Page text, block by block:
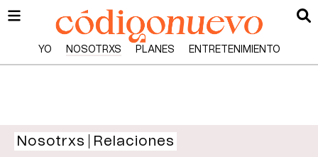
YO NOSOTRXS PLANES ENTRETENIMIENTO
Nosotrxs Relaciones